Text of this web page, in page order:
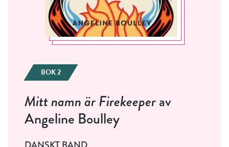
BOK 2
Mitt namn är Firekeeperav
Angeline Boulley